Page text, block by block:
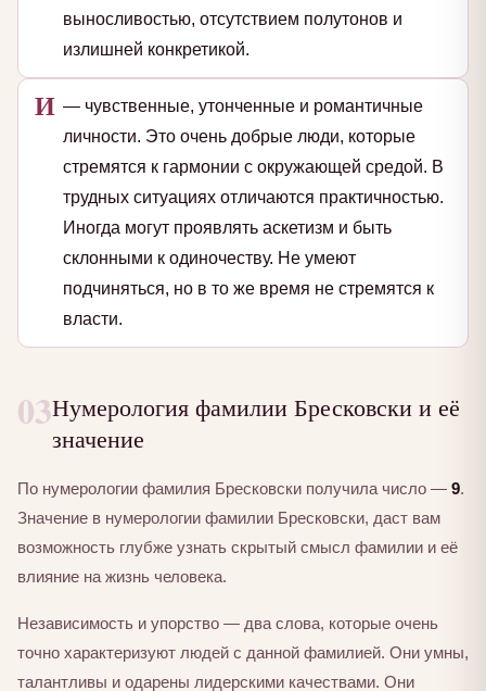
выносливостью, отсутствием полутонов и
излишней конкретикой.
И — чувственные, утонченные и романтичные
личности. Это очень добрые люди, которые
стремятся к гармонии с окружающей средой. В
трудных ситуациях отличаются практичностью.
Иногда могут проявлять аскетизм и быть
склонными к одиночеству. Не умеют
подчиняться, но в то же время не стремятся к
власти.
03Нумерология фамилии Бресковски и её
значение
По нумерологии фамилия Бресковски получила число — 9.
Значение в нумерологии фамилии Бресковски, даст вам
возможность глубже узнать скрытый смысл фамилии и её
влияние на жизнь человека.
Независимость и упорство — два слова, которые очень
точно характеризуют людей с данной фамилией. Они умны,
талантливы и одарены лидерскими качествами. Они